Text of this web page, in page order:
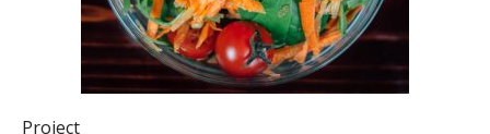
Project